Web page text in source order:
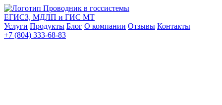
Проводник в госсистемы
ЕГИСЗ, МДЛП и ГИС МТ
Услуги Продукты Блог О компании Отзывы Контакты
+7 (804) 333-68-83